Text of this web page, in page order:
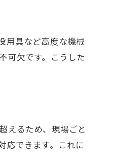
用具など高度な機械
可欠です。こうした
えるため、現場ごと
応できます。これに